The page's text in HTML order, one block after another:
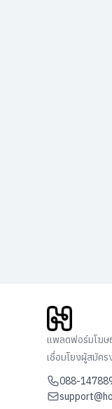
แพลตฟอร์มโฆษ
เชื่อมโยงผู้สมัค
088-